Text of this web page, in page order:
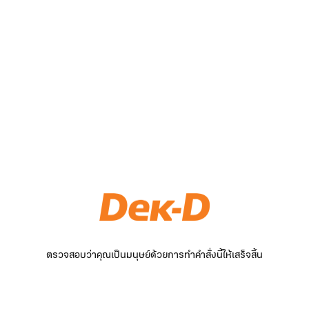
ตรวจสอบว่าคุณเป็นมนุษย์ด้วยการทำคำสั่งนี้ให้เสร็จสิ้น